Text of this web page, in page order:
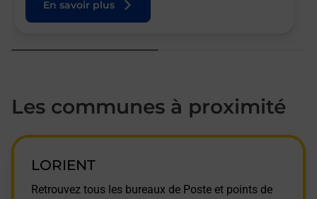
En savoir plus
Les communes à proximité
LORIENT
Retrouvez tous les bureaux de Poste et points de